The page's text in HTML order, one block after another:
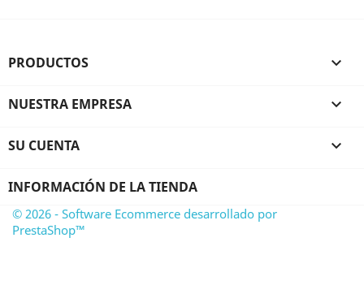
PRODUCTOS 
NUESTRA EMPRESA 
SU CUENTA 
INFORMACIÓN DE LA TIENDA
© 2026 - Software Ecommerce desarrollado por
PrestaShop™